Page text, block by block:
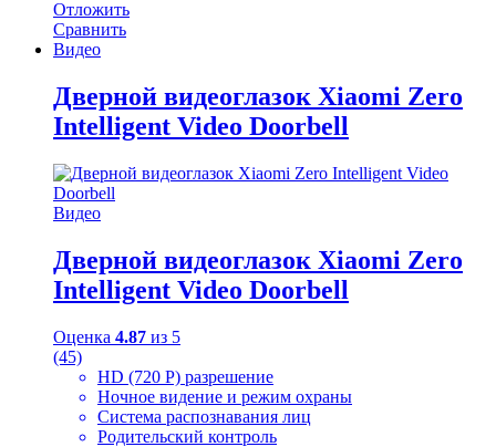
Отложить
Сравнить
Видео
Дверной видеоглазок Xiaomi Zero
Intelligent Video Doorbell
Видео
Дверной видеоглазок Xiaomi Zero
Intelligent Video Doorbell
Оценка 4.87 из 5
(45)
HD (720 P) разрешение
Ночное видение и режим охраны
Система распознавания лиц
Родительский контроль